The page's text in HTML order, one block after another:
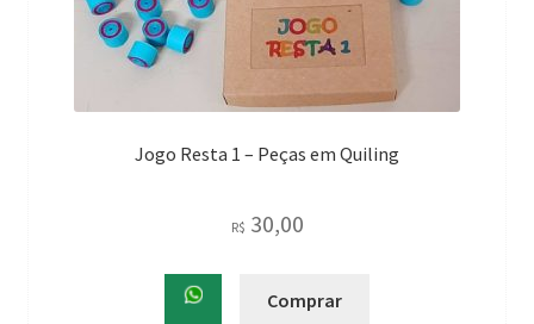
Jogo Resta 1 – Peças em Quiling
R$ 30,00
Comprar